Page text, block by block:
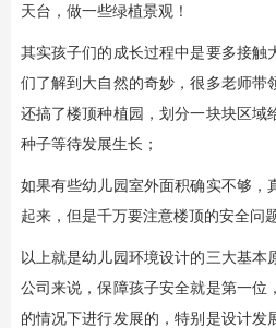
天台，做一些绿植景观！
其实孩子们的成长过程中是要多接触
们了解到大自然的奇妙，很多老师带
还搞了楼顶种植园，划分一块块区域
种子等待发展生长；
如果有些幼儿园室外面积确实不够，
起来，但是千万要注意楼顶的安全问题
以上就是幼儿园环境设计的三大基本
公司来说，保障孩子安全就是第一位
的情况下进行发展的，特别是设计发